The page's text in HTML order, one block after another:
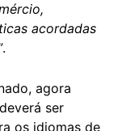
acordadas
.
agora
ser
os idiomas de